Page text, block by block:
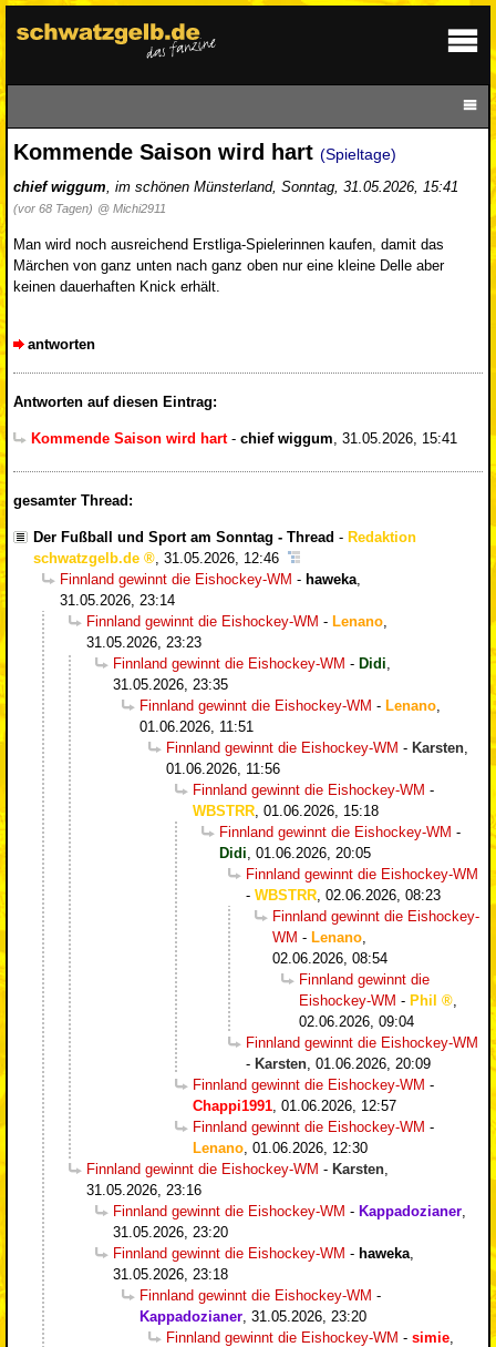
Kommende Saison wird hart (Spieltage)
chief wiggum, im schönen Münsterland, Sonntag, 31.05.2026, 15:41
(vor 68 Tagen) @ Michi2911
Man wird noch ausreichend Erstliga-Spielerinnen kaufen, damit das
Märchen von ganz unten nach ganz oben nur eine kleine Delle aber
keinen dauerhaften Knick erhält.
antworten
Antworten auf diesen Eintrag:
Kommende Saison wird hart- chief wiggum, 31.05.2026, 15:41
gesamter Thread:
Der Fußball und Sport am Sonntag - Thread - Redaktion
schwatzgelb.de
31.05.2026, 12:46
Finnland gewinnt die Eishockey-WM - haweka
31.05.2026, 23:14
Finnland gewinnt die Eishockey-WM - Lenano
31.05.2026, 23:23
Finnland gewinnt die Eishockey-WM - Didi
31.05.2026, 23:35
Finnland gewinnt die Eishockey-WM - Lenano
01.06.2026, 11:51
Finnland gewinnt die Eishockey-WM - Karsten
01.06.2026, 11:56
Finnland gewinnt die Eishockey-WM -
WBSTRR 01.06.2026, 15:18
Finnland gewinnt die Eishockey-WM -
Didi 01.06.2026, 20:05
Finnland gewinnt die Eishockey-WM
- WBSTRR 02.06.2026, 08:23
Finnland gewinnt die Eishockey-
WM - Lenano
02.06.2026, 08:54
Finnland gewinnt die
Eishockey-WM - Phil
02.06.2026, 09:04
Finnland gewinnt die Eishockey-WM
- Karsten 01.06.2026, 20:09
Finnland gewinnt die Eishockey-WM -
Chappi1991 01.06.2026, 12:57
Finnland gewinnt die Eishockey-WM -
Lenano 01.06.2026, 12:30
Finnland gewinnt die Eishockey-WM - Karsten
31.05.2026, 23:16
Finnland gewinnt die Eishockey-WM - Kappadozianer
31.05.2026, 23:20
Finnland gewinnt die Eishockey-WM - haweka
31.05.2026, 23:18
Finnland gewinnt die Eishockey-WM -
Kappadozianer 31.05.2026, 23:20
Finnland gewinnt die Eishockey-WM - simie